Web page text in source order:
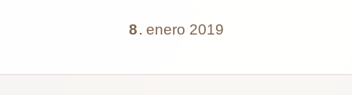
8 . enero 2019